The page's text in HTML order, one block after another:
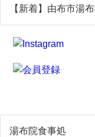
【新着】由布市湯
湯布院食事処